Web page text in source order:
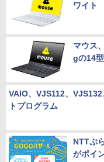
ワイト
マウス
gの14
VAIO、VJS112、
トプログラム
NTTぷ
がポイ